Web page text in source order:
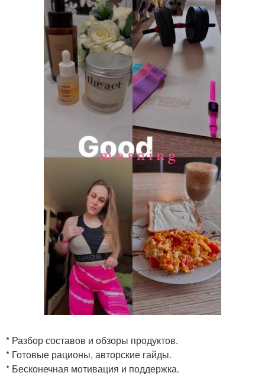
* Разбор составов и обзоры продуктов.
* Готовые рационы, авторские гайды.
* Бесконечная мотивация и поддержка.